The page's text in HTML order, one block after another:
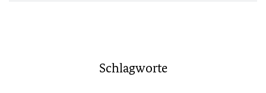
Schlagworte